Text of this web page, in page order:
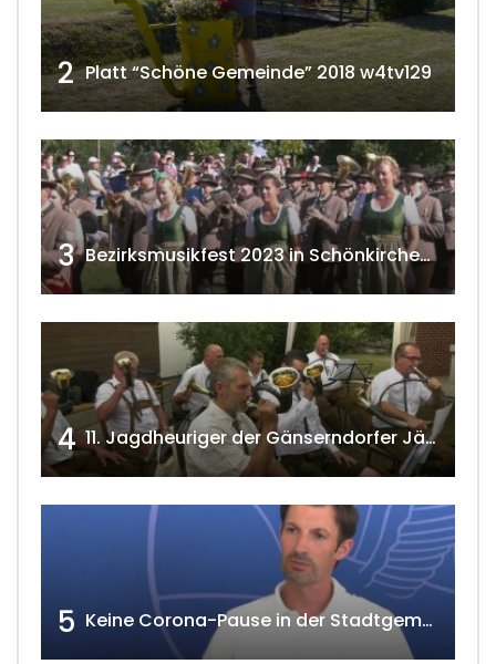
2 Platt “Schöne Gemeinde” 2018 w4tv129
3 Bezirksmusikfest 2023 in Schönkirchen-Reyersdorf
4 11. Jagdheuriger der Gänserndorfer Jäger 2020 w4tv166
5 Keine Corona-Pause in der Stadtgemeinde Gänserndorf Teil 1. w4tv173-2021